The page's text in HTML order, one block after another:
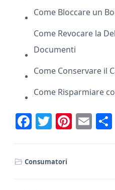
Come Bloccare un
Come Revocare la
Documenti
Come Conservare il
Come Risparmiare
F
b
T
it
te
Pi E C
Consumatori